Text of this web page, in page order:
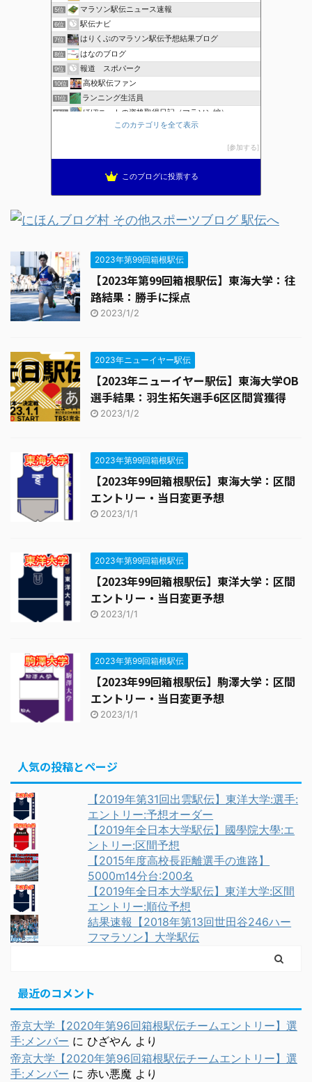
5位 マラソン駅伝ニュース速報
6位 駅伝ナビ
7位 はりくぶのマラソン駅伝予想結果ブログ
8位 はなのブログ
9位 報道 スポパーク
10位 高校駅伝ファン
11位 ランニング生活員
12位 ほぼニートの資格取得日記（マラソン編）
ブレインランナーズのマラソン日記
このカテゴリを全て表示
参加する
このブログに投票する
2023年第99回箱根駅伝
【2023年第99回箱根駅伝】東海大学：往
路結果：勝手に採点
2023/1/2
2023年ニューイヤー駅伝
【2023年ニューイヤー駅伝】東海大学OB
選手結果：羽生拓矢選手6区区間賞獲得
2023/1/2
2023年第99回箱根駅伝
【2023年99回箱根駅伝】東海大学：区間
エントリー・当日変更予想
2023/1/1
2023年第99回箱根駅伝
【2023年99回箱根駅伝】東洋大学：区間
エントリー・当日変更予想
2023/1/1
2023年第99回箱根駅伝
【2023年99回箱根駅伝】駒澤大学：区間
エントリー・当日変更予想
2023/1/1
人気の投稿とページ
【2019年第31回出雲駅伝】東洋大学:選手:
エントリー:予想オーダー
【2019年全日本大学駅伝】國學院大學:エ
ントリー:区間予想
【2015年度高校長距離選手の進路】
5000m14分台:200名
【2019年全日本大学駅伝】東洋大学:区間
エントリー:順位予想
結果速報【2018年第13回世田谷246ハー
フマラソン】大学駅伝
最近のコメント
帝京大学【2020年第96回箱根駅伝チームエントリー】選
手:メンバー に ひざやん より
帝京大学【2020年第96回箱根駅伝チームエントリー】選
手:メンバー に 赤い悪魔 より